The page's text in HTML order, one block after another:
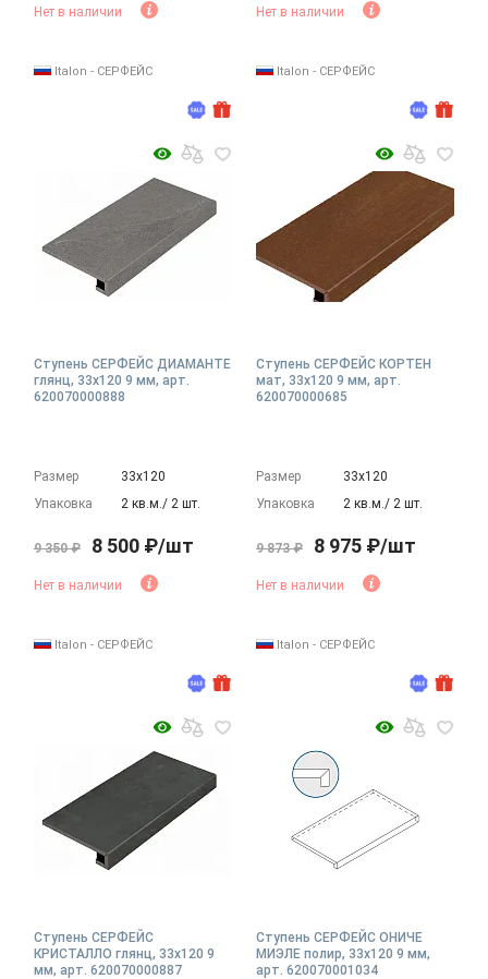
Нет в наличии
Italon - СЕРФЕЙС
Нет в наличии
Italon - СЕРФЕЙС
Ступень СЕРФЕЙС ДИАМАНТЕ
глянц, 33x120 9 мм, арт.
620070000888
Размер
33х120
Упаковка
2 кв.м./ 2 шт.
9 350 ₽ 8 500 ₽/шт
Нет в наличии
Italon - СЕРФЕЙС
Ступень СЕРФЕЙС КОРТЕН
мат, 33x120 9 мм, арт.
620070000685
Размер
33х120
Упаковка
2 кв.м./ 2 шт.
9 873 ₽ 8 975 ₽/шт
Нет в наличии
Italon - СЕРФЕЙС
Ступень СЕРФЕЙС
КРИСТАЛЛО глянц, 33x120 9
мм, арт. 620070000887
Ступень СЕРФЕЙС ОНИЧЕ
МИЭЛЕ полир, 33x120 9 мм,
арт. 620070001034